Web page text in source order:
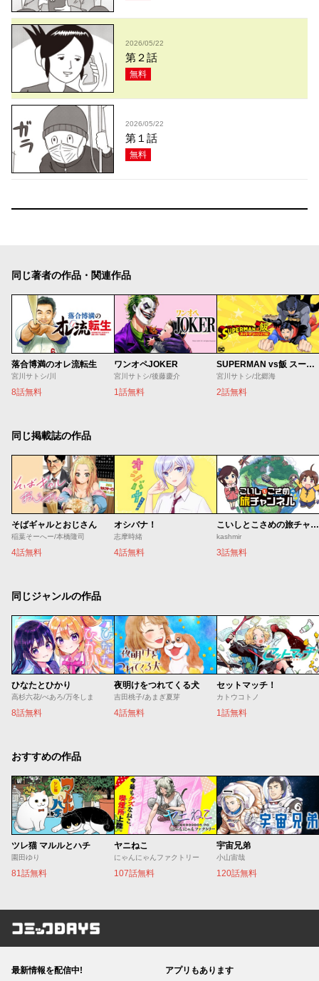
2026/05/22
第２話
無料
2026/05/22
第１話
無料
同じ著者の作品・関連作品
落合博満のオレ流転生
宮川サトシ/川
8話無料
ワンオペJOKER
宮川サトシ/後藤慶介
1話無料
SUPERMAN vs飯 スーパーマンのひとり飯
宮川サトシ/北郷海
2話無料
同じ掲載誌の作品
そばギャルとおじさん
稲葉そーへー/本橋隆司
4話無料
オシバナ！
志摩時緒
4話無料
こいしとこさめの旅チャンネル
kashmir
3話無料
同じジャンルの作品
ひなたとひかり
高杉六花/べあろ/万冬しま
8話無料
夜明けをつれてくる犬
吉田桃子/あまぎ夏芽
4話無料
セットマッチ！
カトウコトノ
1話無料
おすすめの作品
ツレ猫 マルルとハチ
園田ゆり
81話無料
ヤニねこ
にゃんにゃんファクトリー
107話無料
宇宙兄弟
小山宙哉
120話無料
コミックDAYS
最新情報を配信中! アプリもあります